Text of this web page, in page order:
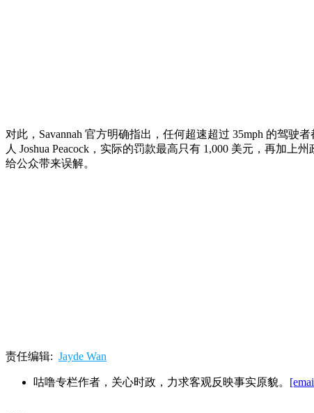
对此，Savannah 官方明确指出，任何超速超过 35mph 的驾驶
人 Joshua Peacock，实际的罚款最高只有 1,000 美元，再加
给公众带来误解。
责任编辑: Jayde Wan
咕噜专栏作者，关心时政，力求客观反映事实原貌。